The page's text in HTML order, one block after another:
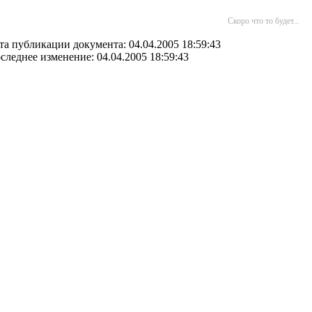
Скоро что то будет...
публикации документа: 04.04.2005 18:59:43
изменение: 04.04.2005 18:59:43